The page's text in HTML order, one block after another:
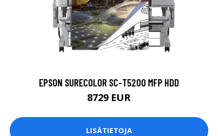
EPSON SURECOLOR SC-T5200 MFP HDD
8729 EUR
LISÄTIETOJA